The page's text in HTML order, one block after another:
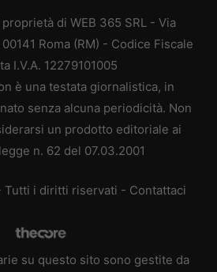
di WEB 365 SRL - Via
Roma (RM) - Codice Fiscale
I.V.A. 12279101005
è una testata giornalistica, in
senza alcuna periodicità. Non
un prodotto editoriale ai
n. 62 del 07.03.2001
i diritti riservati - Contattaci
su questo sito sono gestite da